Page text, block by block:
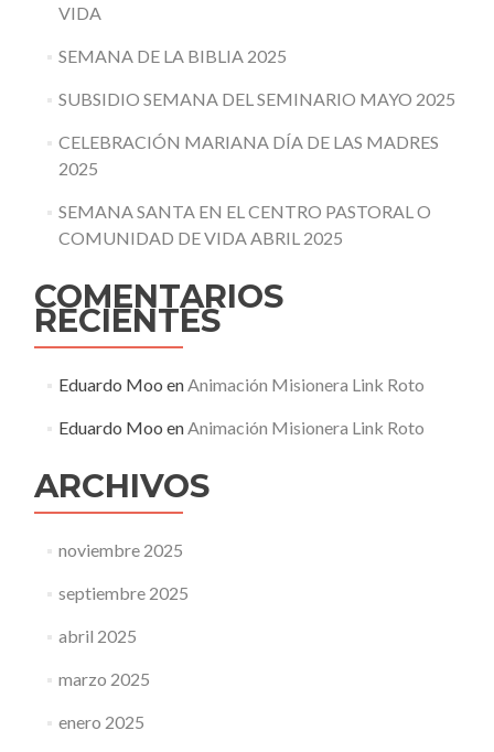
VIDA
SEMANA DE LA BIBLIA 2025
SUBSIDIO SEMANA DEL SEMINARIO MAYO 2025
CELEBRACIÓN MARIANA DÍA DE LAS MADRES
2025
SEMANA SANTA EN EL CENTRO PASTORAL O
COMUNIDAD DE VIDA ABRIL 2025
COMENTARIOS
RECIENTES
Eduardo Moo enAnimación Misionera Link Roto
Eduardo Moo enAnimación Misionera Link Roto
ARCHIVOS
noviembre 2025
septiembre 2025
abril 2025
marzo 2025
enero 2025